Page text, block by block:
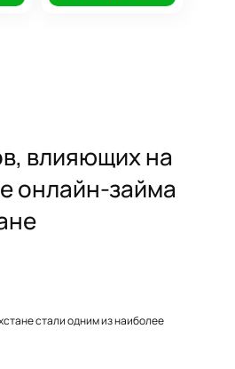
влияющих на
онлайн-займа
стали одним из наиболее